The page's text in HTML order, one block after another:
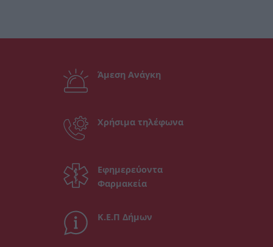
Άμεση Ανάγκη
Χρήσιμα τηλέφωνα
Εφημερεύοντα
Φαρμακεία
Κ.Ε.Π Δήμων